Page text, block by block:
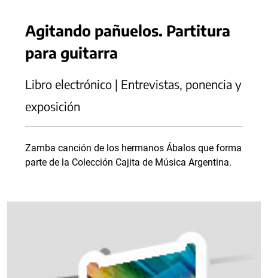
Agitando pañuelos. Partitura
para guitarra
Libro electrónico | Entrevistas, ponencia y
exposición
Zamba canción de los hermanos Ábalos que forma
parte de la Colección Cajita de Música Argentina.